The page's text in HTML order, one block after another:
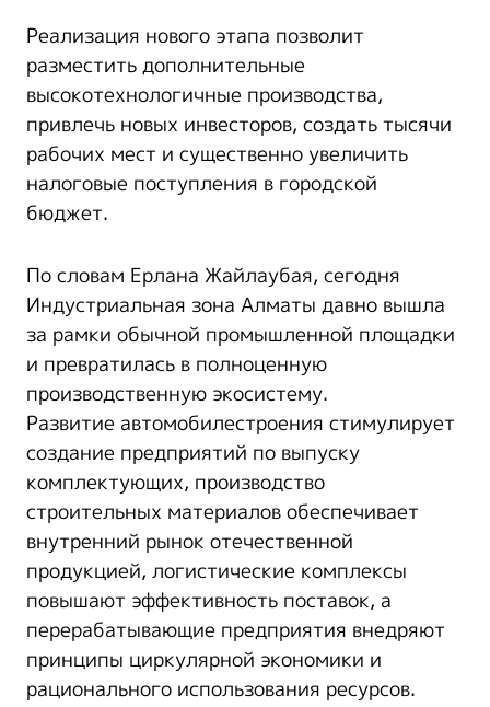
Реализация нового этапа позволит
разместить дополнительные
высокотехнологичные производства,
привлечь новых инвесторов, создать тысячи
рабочих мест и существенно увеличить
налоговые поступления в городской
бюджет.
По словам Ерлана Жайлаубая, сегодня
Индустриальная зона Алматы давно вышла
за рамки обычной промышленной площадки
и превратилась в полноценную
производственную экосистему.
Развитие автомобилестроения стимулирует
создание предприятий по выпуску
комплектующих, производство
строительных материалов обеспечивает
внутренний рынок отечественной
продукцией, логистические комплексы
повышают эффективность поставок, а
перерабатывающие предприятия внедряют
принципы циркулярной экономики и
рационального использования ресурсов.